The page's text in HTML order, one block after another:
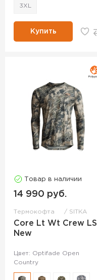
3XL
Купить
Товар в наличии
14 990 руб.
Термокофта SITKA
Core Lt Wt Crew LS
New
Цвет: Optifade Open
Country